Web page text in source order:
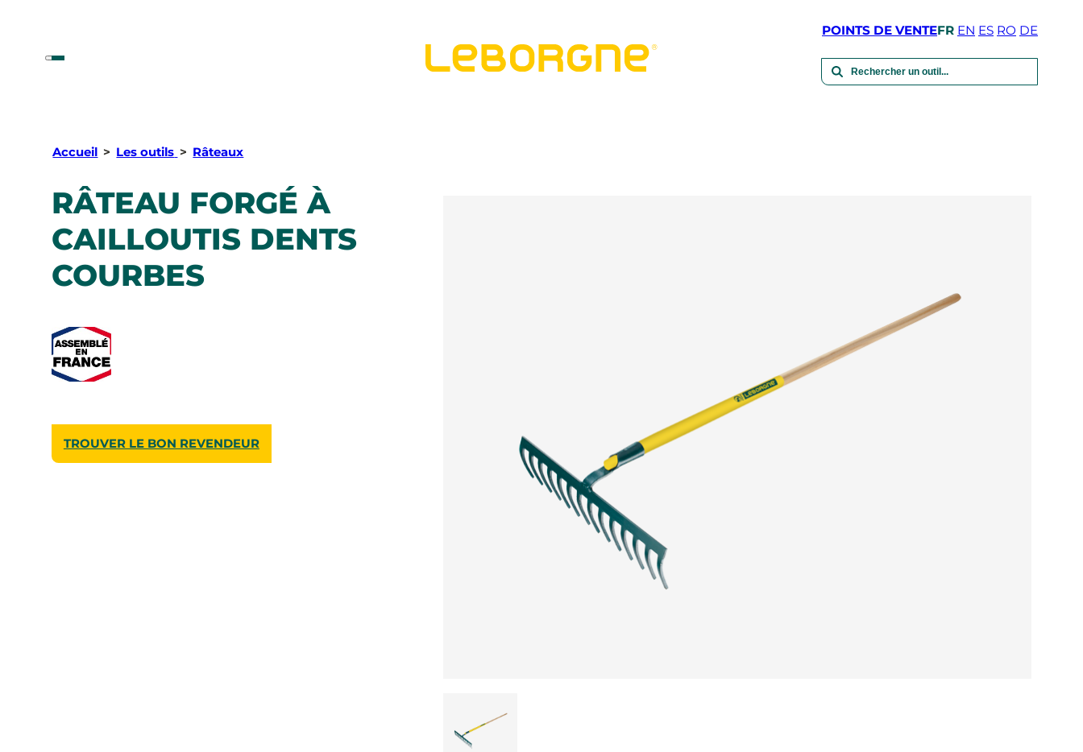
POINTS DE VENTEFR EN ES RO DE
Accueil > Les outils > Râteaux
RÂTEAU FORGÉ À
CAILLOUTIS DENTS
COURBES
TROUVER LE BON REVENDEUR